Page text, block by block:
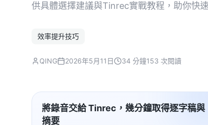
供具體選擇建議與Tinrec實戰教程，助你快
效率提升技巧
QING 2026年5月11日 34 分鐘153 次閱讀
將錄音交給 Tinrec，幾分鐘取得逐字稿與
摘要